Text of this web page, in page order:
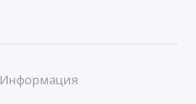
Информация